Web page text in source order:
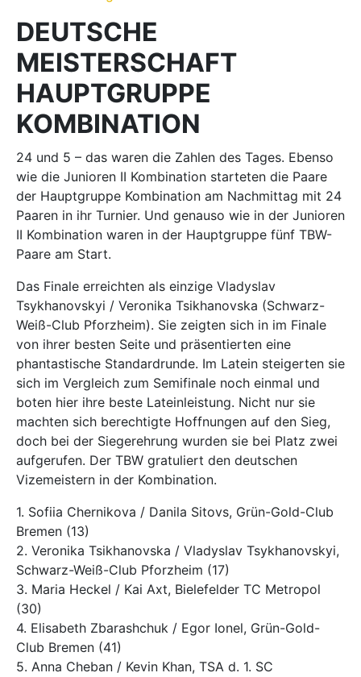
DEUTSCHE
MEISTERSCHAFT
HAUPTGRUPPE
KOMBINATION
24 und 5 – das waren die Zahlen des Tages. Ebenso
wie die Junioren II Kombination starteten die Paare
der Hauptgruppe Kombination am Nachmittag mit 24
Paaren in ihr Turnier. Und genauso wie in der Junioren
II Kombination waren in der Hauptgruppe fünf TBW-
Paare am Start.
Das Finale erreichten als einzige Vladyslav
Tsykhanovskyi / Veronika Tsikhanovska (Schwarz-
Weiß-Club Pforzheim). Sie zeigten sich in im Finale
von ihrer besten Seite und präsentierten eine
phantastische Standardrunde. Im Latein steigerten sie
sich im Vergleich zum Semifinale noch einmal und
boten hier ihre beste Lateinleistung. Nicht nur sie
machten sich berechtigte Hoffnungen auf den Sieg,
doch bei der Siegerehrung wurden sie bei Platz zwei
aufgerufen. Der TBW gratuliert den deutschen
Vizemeistern in der Kombination.
1. Sofiia Chernikova / Danila Sitovs, Grün-Gold-Club
Bremen (13)
2. Veronika Tsikhanovska / Vladyslav Tsykhanovskyi,
Schwarz-Weiß-Club Pforzheim (17)
3. Maria Heckel / Kai Axt, Bielefelder TC Metropol
(30)
4. Elisabeth Zbarashchuk / Egor Ionel, Grün-Gold-
Club Bremen (41)
5. Anna Cheban / Kevin Khan, TSA d. 1. SC